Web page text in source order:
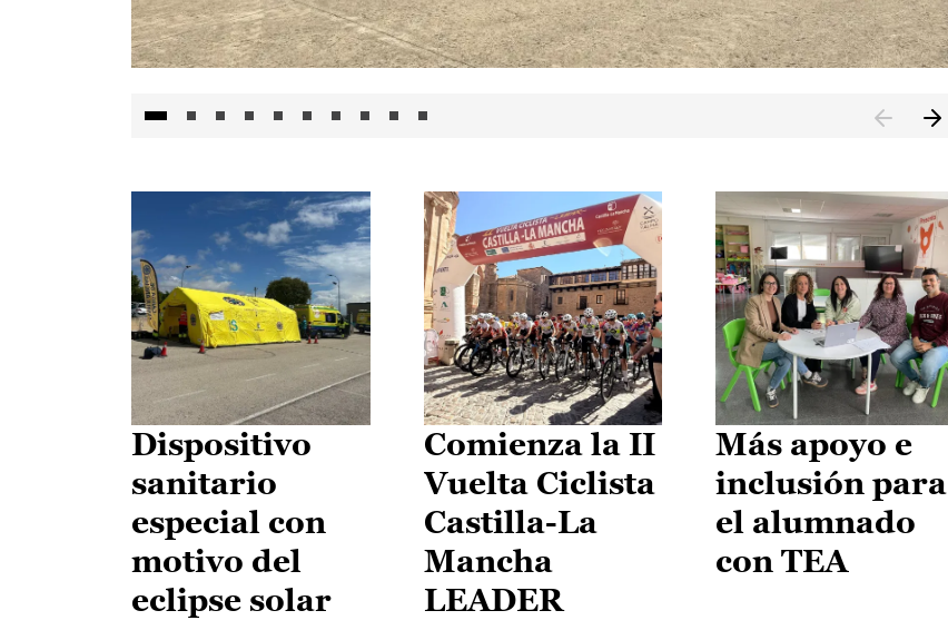
Dispositivo
sanitario
especial con
motivo del
eclipse solar
Comienza la II
Vuelta Ciclista
Castilla-La
Mancha
LEADER
Más apoyo e
inclusión para
el alumnado
con TEA